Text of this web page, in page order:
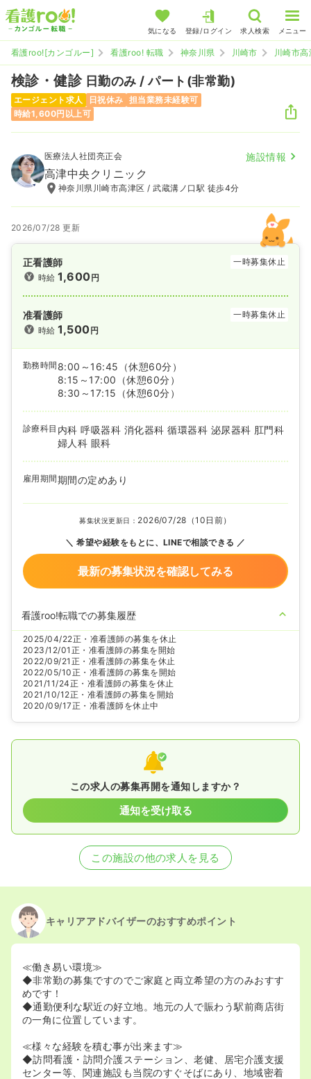
気になる 登録/ログイン 求人検索 メニュー
看護roo![カンゴルー] 看護roo! 転職 神奈川県 川崎市 川崎市
検診・健診日勤のみ / パート(非常勤)
エージェント求人 日祝休み 担当業務未経験可
時給1,600円以上可
医療法人社団亮正会 施設情報
高津中央クリニック
神奈川県川崎市高津区 / 武蔵溝ノ口駅 徒歩4分
2026/07/28 更新
正看護師
一時募集休止
時給1,600円
准看護師
一時募集休止
時給1,500円
勤務時間 8:00～16:45
（休憩60分）
8:15～17:00
（休憩60分）
8:30～17:15
（休憩60分）
診療科目 内科 呼吸器科 消化器科 循環器科 泌尿器科 肛門科
婦人科 眼科
雇用期間期間の定めあり
募集状況更新日： 2026/07/28（10日前）
希望や経験をもとに、LINEで相談できる
最新の募集状況を確認してみる
看護roo!転職での募集履歴
2025/04/22正・准看護師の募集を休止
2023/12/01 正・准看護師の募集を開始
2022/09/21 正・准看護師の募集を休止
2022/05/10正・准看護師の募集を開始
2021/11/24正・准看護師の募集を休止
2021/10/12正・准看護師の募集を開始
2020/09/17正・准看護師を休止中
この求人の募集再開を通知しますか？
通知を受け取る
この施設の他の求人を見る
キャリアアドバイザーのおすすめポイント
≪働き易い環境≫
◆非常勤の募集ですのでご家庭と両立希望の方のみおすす
めです！
◆通勤便利な駅近の好立地。地元の人で賑わう駅前商店街
の一角に位置しています。
≪様々な経験を積む事が出来ます≫
◆訪問看護・訪問介護ステーション、老健、居宅介護支援
センター等、関連施設も当院のすぐそばにあり、地域密着